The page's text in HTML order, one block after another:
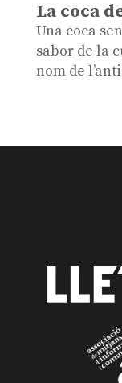
La coca
Una coca
sabor de la
nom de